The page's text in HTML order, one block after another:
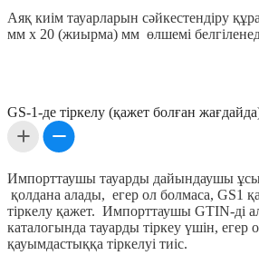
Аяқ киім тауарларын сәйкестендіру
мм х 20 (жиырма) мм өлшемі
GS-1-де тіркелу (қажет болған
Импорттаушы тауарды дайындаушы
қолдана алады, егер ол болмаса, GS1
тіркелу қажет. Импорттаушы GTIN-ді
каталогында тауарды тіркеу үшін, егер
қауымдастыққа тіркелуі тиіс.